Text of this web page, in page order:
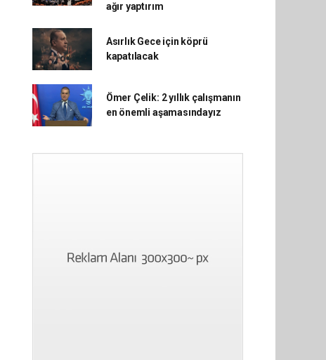
ağır yaptırım
Asırlık Gece için köprü
kapatılacak
Ömer Çelik: 2 yıllık çalışmanın
en önemli aşamasındayız